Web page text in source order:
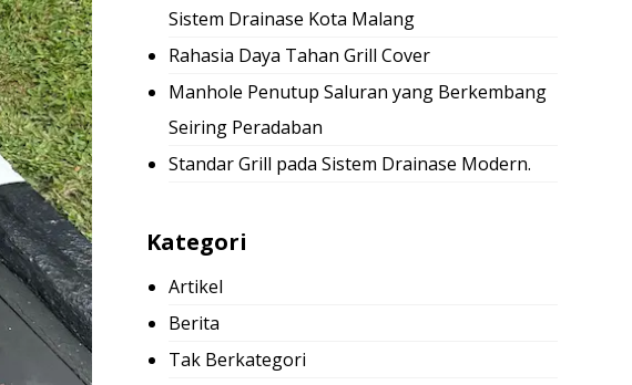
Sistem Drainase Kota Malang
Rahasia Daya Tahan Grill Cover
Manhole Penutup Saluran yang Berkembang
Seiring Peradaban
Standar Grill pada Sistem Drainase Modern.
Kategori
Artikel
Berita
Tak Berkategori